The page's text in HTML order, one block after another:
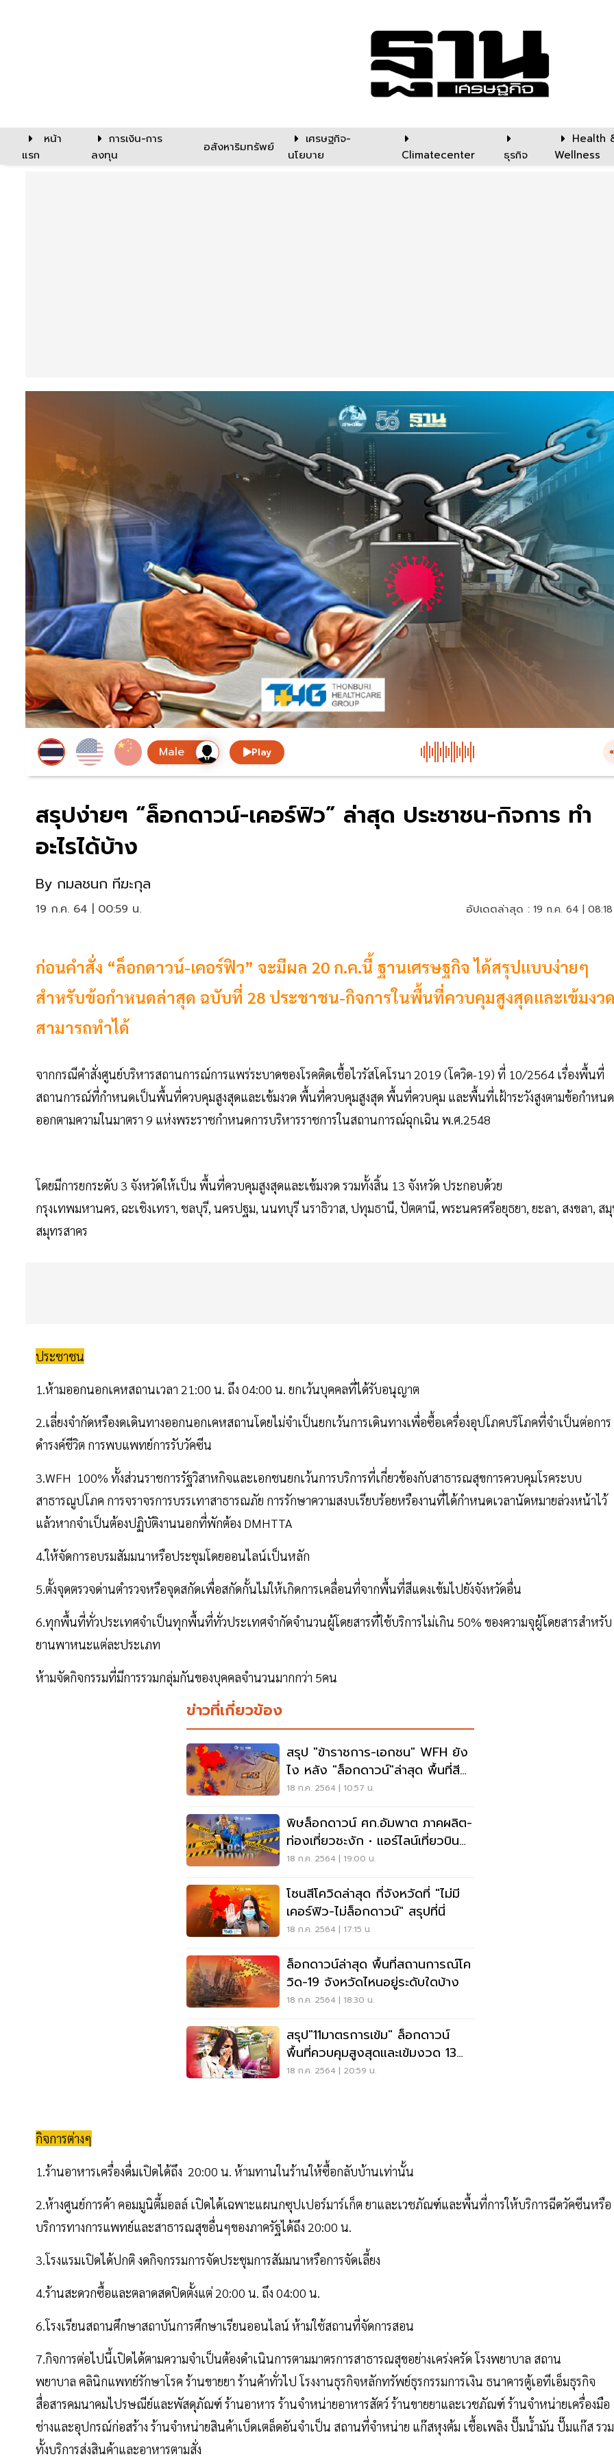
หน้า
แรก
การเงิน-การ
ลงทุน
อสังหาริมทรัพย์
เศรษฐกิจ-
นโยบาย
Climatecenter ธุรกิจ
Health
Wellness
Play
สรุปง่ายๆ “ล็อกดาวน์-เคอร์ฟิว” ล่าสุด ประชาชน-กิจการ ทำ
อะไรได้บ้าง
By กมลชนก ทีฆะกุล
19 ก.ค. 64 | 00:59 น. อัปเดตล่าสุด : 19 ก.ค. 64 |
ก่อนคำสั่ง “ล็อกดาวน์-เคอร์ฟิว” จะมีผล 20 ก.ค.นี้ ฐานเศรษฐกิจ ได้สรุปเเบบง่ายๆ
สำหรับข้อกำหนดล่าสุด ฉบับที่ 28 ประชาชน-กิจการในพื้นที่ควบคุมสูงสุดและเข้มงว
สามารถทำได้
จากกรณีคำสั่งศูนย์บริหารสถานการณ์การแพร่ระบาดของโรคติดเชื้อไวรัสโคโรนา 2019 (โควิด-19) ที่ 10/2564 เรื่องพื้นที่
สถานการณ์ที่กำหนดเป็นพื้นที่ควบคุมสูงสุดและเข้มงวด พื้นที่ควบคุมสูงสุด พื้นที่ควบคุม และพื้นที่เฝ้าระวังสูงตามข้อกำหนด
ออกตามความในมาตรา 9 แห่งพระราชกำหนดการบริหารราชการในสถานการณ์ฉุกเฉิน พ.ศ.2548
โดยมีการยกระดับ 3 จังหวัดให้เป็น พื้นที่ควบคุมสูงสุดและเข้มงวด รวมทั้งสิ้น 13 จังหวัด ประกอบด้วย
กรุงเทพมหานคร, ฉะเชิงเทรา, ชลบุรี, นครปฐม, นนทบุรี นราธิวาส, ปทุมธานี, ปัตตานี, พระนครศรีอยุธยา, ยะลา, สงขลา, ส
สมุทรสาคร
ประชาชน
1.ห้ามออกนอกเคหสถานเวลา 21:00 น. ถึง 04:00 น. ยกเว้นบุคคลที่ได้รับอนุญาต
2.เลี่ยงจำกัดหรืองดเดินทางออกนอกเคหสถานโดยไม่จำเป็นยกเว้นการเดินทางเพื่อซื้อเครื่องอุปโภคบริโภคที่จำเป็นต่อการ
ดำรงค์ชีวิต การพบแพทย์การรับวัคซีน
3.WFH 100% ทั้งส่วนราชการรัฐวิสาหกิจและเอกชนยกเว้นการบริการที่เกี่ยวข้องกับสาธารณสุขการควบคุมโรคระบบ
สาธารณูปโภค การจราจรการบรรเทาสาธารณภัย การรักษาความสงบเรียบร้อยหรืองานที่ได้กำหนดเวลานัดหมายล่วงหน้าไว้
แล้วหากจำเป็นต้องปฏิบัติงานนอกที่พักต้อง DMHTTA
4.ให้จัดการอบรมสัมมนาหรือประชุมโดยออนไลน์เป็นหลัก
5.ตั้งจุดตรวจด่านตำรวจหรือจุดสกัดเพื่อสกัดกั้นไม่ให้เกิดการเคลื่อนที่จากพื้นที่สีแดงเข้มไปยังจังหวัดอื่น
6.ทุกพื้นที่ทั่วประเทศจำเป็นทุกพื้นที่ทั่วประเทศจำกัดจำนวนผู้โดยสารที่ใช้บริการไม่เกิน 50% ของความจุผู้โดยสารสำหรับ
ยานพาหนะแต่ละประเภท
ห้ามจัดกิจกรรมที่มีการรวมกลุ่มกันของบุคคลจำนวนมากกว่า 5คน
ข่าวที่เกี่ยวข้อง
สรุป "ข้าราชการ-เอกชน" WFH ยัง
ไง หลัง "ล็อกดาวน์"ล่าสุด พื้นที่สี
แดงเข้ม
18 ก.ค. 2564 | 10:57 น.
พิษล็อกดาวน์ ศก.อัมพาต ภาคผลิต-
ท่องเที่ยวชะงัก • แอร์ไลน์เที่ยวบิน
หาย70%
18 ก.ค. 2564 | 19:00 น.
โซนสีโควิดล่าสุด กี่จังหวัดที่ "ไม่มี
เคอร์ฟิว-ไม่ล็อกดาวน์" สรุปที่นี่
18 ก.ค. 2564 | 17:15 น.
ล็อกดาวน์ล่าสุด พื้นที่สถานการณ์โค
วิด-19 จังหวัดไหนอยู่ระดับใดบ้าง
18 ก.ค. 2564 | 18:30 น.
สรุป"11มาตรการเข้ม" ล็อกดาวน์
พื้นที่ควบคุมสูงสุดและเข้มงวด 13
จังหวัด
18 ก.ค. 2564 | 20:59 น.
กิจการต่างๆ
1.ร้านอาหารเครื่องดื่มเปิดได้ถึง 20:00 น. ห้ามทานในร้านให้ซื้อกลับบ้านเท่านั้น
2.ห้างศูนย์การค้า คอมมูนิตี้มอลล์ เปิดได้เฉพาะแผนกซุปเปอร์มาร์เก็ต ยาและเวชภัณฑ์และพื้นที่การให้บริการฉีดวัคซีนหรือ
บริการทางการแพทย์และสาธารณสุขอื่นๆของภาครัฐได้ถึง 20:00 น.
3.โรงแรมเปิดได้ปกติ งดกิจกรรมการจัดประชุมการสัมมนาหรือการจัดเลี้ยง
4.ร้านสะดวกซื้อและตลาดสดปิดตั้งแต่ 20:00 น. ถึง 04:00 น.
6.โรงเรียนสถานศึกษาสถาบันการศึกษาเรียนออนไลน์ ห้ามใช้สถานที่จัดการสอน
7.กิจการต่อไปนี้เปิดได้ตามความจำเป็นต้องดำเนินการตามมาตรการสาธารณสุขอย่างเคร่งครัด โรงพยาบาล สถาน
พยาบาล คลินิกแพทย์รักษาโรค ร้านขายยา ร้านค้าทั่วไป โรงงานธุรกิจหลักทรัพย์ธุรกรรมการเงิน ธนาคารตู้เอทีเอ็มธุรกิจ
สื่อสารคมนาคมไปรษณีย์และพัสดุภัณฑ์ ร้านอาหาร ร้านจำหน่ายอาหารสัตว์ ร้านขายยาและเวชภัณฑ์ ร้านจำหน่ายเครื่องมือ
ช่างและอุปกรณ์ก่อสร้าง ร้านจำหน่ายสินค้าเบ็ดเตล็ดอันจำเป็น สถานที่จำหน่าย แก๊สหุงต้ม เชื้อเพลิง ปั๊มน้ำมัน ปั๊มแก๊ส รวม
ทั้งบริการส่งสินค้าและอาหารตามสั่ง